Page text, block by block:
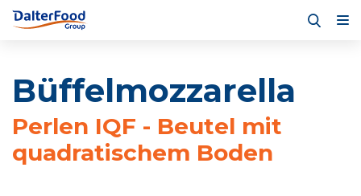
Büffelmozzarella
Perlen IQF - Beutel mit
quadratischem Boden